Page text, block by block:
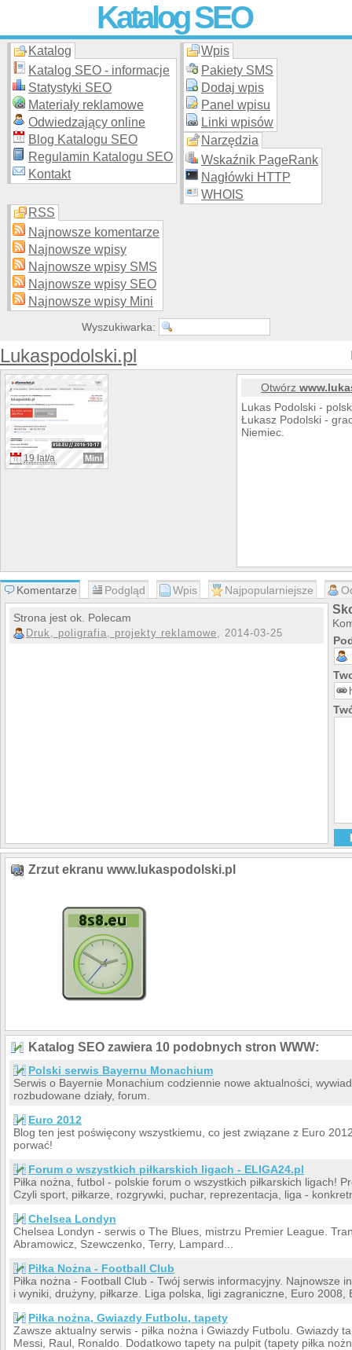
Katalog SEO
Skuteczna i promocja stron WWW –
moderowanego katalogu za darmo!
Katalog
Katalog SEO - informacje
Statystyki SEO
Materiały reklamowe
Odwiedzający online
Blog Katalogu SEO
Regulamin Katalogu SEO
Kontakt
Wpis
Pakiety SMS
Dodaj wpis
Panel wpisu
Linki wpisów
Narzędzia
Wskaźnik PageRank
Nagłówki HTTP
WHOIS
RSS
Najnowsze komentarze
Najnowsze wpisy
Najnowsze wpisy SMS
Najnowsze wpisy SEO
Najnowsze wpisy Mini
Wyszukiwarka:
Lukaspodolski.pl
19 lat/a Mini
Otwórz
Lukas Podolski -
Łukasz Podolski -
Niemiec.
Komentarze Podgląd Wpis Najpopularniejsze
Strona jest ok. Polecam
Druk, poligrafia, projekty reklamowe, 2014-03-25
Zrzut ekranu www.lukaspodolski.pl
Katalog SEO zawiera 10 podobnych stron WWW:
Polski serwis Bayernu Monachium
Serwis o Bayernie Monachium codziennie nowe aktualności,
rozbudowane działy, forum.
Euro 2012
Blog ten jest poświęcony wszystkiemu, co jest związane z Euro
porwać!
Forum o wszystkich piłkarskich ligach - ELIGA24.pl
Piłka nożna, futbol - polskie forum o wszystkich piłkarskich ligach!
Czyli sport, piłkarze, rozgrywki, puchar, reprezentacja, liga -
Chelsea Londyn
Chelsea Londyn - serwis o The Blues, mistrzu Premier League.
Abramowicz, Szewczenko, Terry, Lampard...
Piłka Nożna - Football Club
Piłka nożna - Football Club - Twój serwis informacyjny. Najnowsze
i wyniki, drużyny, piłkarze. Liga polska, ligi zagraniczne, Euro
Piłka nożna, Gwiazdy Futbolu, tapety
Zawsze aktualny serwis - piłka nożna i Gwiazdy Futbolu. Gwiazdy
Messi, Raul, Ronaldo. Dodatkowo tapety na pulpit (tapety piłka